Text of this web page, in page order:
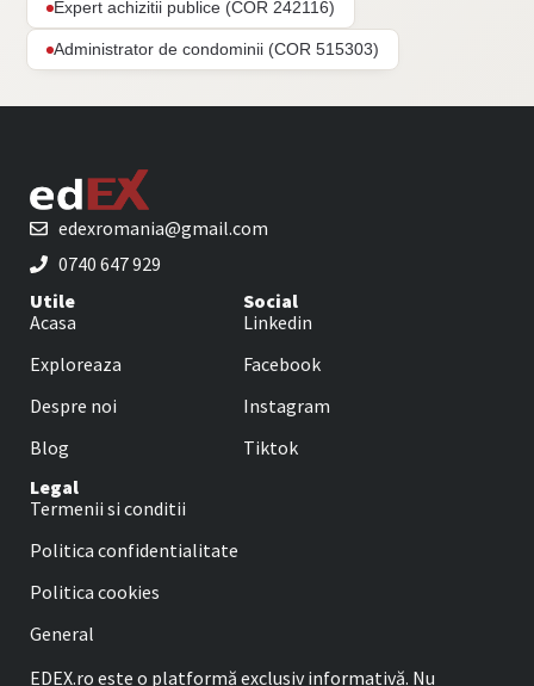
Expert achizitii publice (COR 242116)
Administrator de condominii (COR 515303)
edexromania@gmail.com
0740 647 929
Utile
Acasa
Exploreaza
Despre noi
Blog
Social
Linkedin
Facebook
Instagram
Tiktok
Legal
Termenii si conditii
Politica confidentialitate
Politica cookies
General
EDEX.ro este o platformă exclusiv informativă. Nu